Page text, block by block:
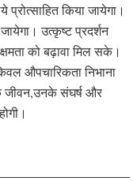
प्रोत्साहित किया जायेगा।
उत्कृष्ट प्रदर्शन
को बढ़ावा मिल सके।
औपचारिकता निभाना
जीवन,उनके संघर्ष और